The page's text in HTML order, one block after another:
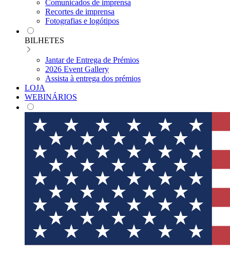
Comunicados de imprensa
Recortes de imprensa
Fotografias e logótipos
BILHETES
Jantar de Entrega de Prémios
2026 Event Gallery
Assista à entrega dos prémios
LOJA
WEBINÁRIOS